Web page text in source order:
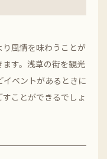
風情を味わうことが
す。浅草の街を観光
ベントがあるときに
ことができるでしょ